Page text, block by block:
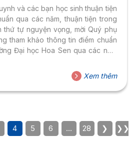
và các bạn học sinh thuận tiện
qua các năm, thuận tiện trong
thứ tự nguyện vọng, mời Quý phụ
tham khảo thông tin điểm chuẩn
Đại học Hoa Sen qua các năm
SEN NĂM 2022 Tên ngành Mã
chuẩn trúng tuyển năm 2022(Xét
Điểm chuẩn trúng tuyển năm
Xem thêm
4 5 6 … 28 ❯ ❯❯